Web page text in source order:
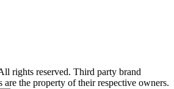
rights reserved. Third party brand
are the property of their respective owners.